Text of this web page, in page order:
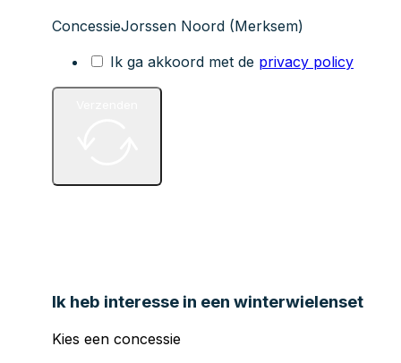
ConcessieJorssen Noord (Merksem)
Ik ga akkoord met de privacy policy
Ik heb interesse in een winterwielenset
Kies een concessie